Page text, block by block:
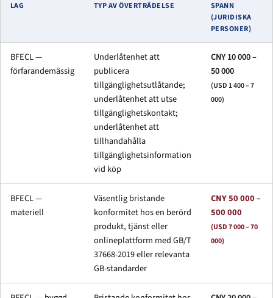
LAG TYP AV ÖVERTRÄDELSE
SPANN
(JURIDISKA
PERSONER)
BFECL —
förfarandemässig
Underlåtenhet att
publicera
tillgänglighetsutlåtande;
underlåtenhet att utse
tillgänglighetskontakt;
underlåtenhet att
tillhandahålla
tillgänglighetsinformation
vid köp
CNY 10 000 –
50 000
(USD 1 400 – 7
000)
BFECL —
materiell
Väsentlig bristande
konformitet hos en berörd
produkt, tjänst eller
onlineplattform med GB/T
37668-2019 eller relevanta
GB-standarder
CNY 50 000 –
500 000
(USD 7 000 – 70
000)